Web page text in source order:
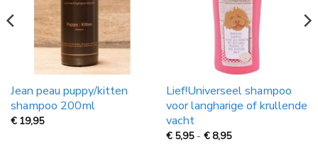
Jean peau puppy/kitten
shampoo 200ml
€ 19,95
Lief!Universeel shampoo
voor langharige of krullende
vacht
€ 5,95 - €8,95Prijsklasse: